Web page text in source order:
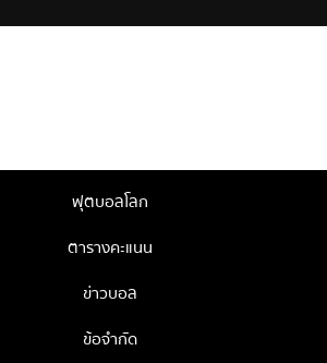
ฟุตบอลโลก
ตารางคะแนน
ข่าวบอล
ข้อจำกัด